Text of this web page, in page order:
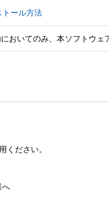
トール方法
おいてのみ、本ソフトウェ
ください。
へ